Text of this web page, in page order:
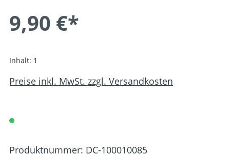
9,90 €*
Inhalt: 1
Preise inkl. MwSt. zzgl. Versandkosten
Produktnummer: DC-100010085